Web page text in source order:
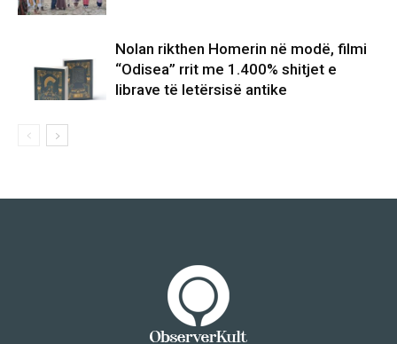
Nolan rikthen Homerin në modë, filmi
“Odisea” rrit me 1.400% shitjet e
librave të letërsisë antike